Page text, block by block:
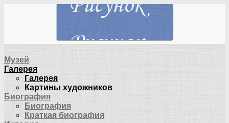
Музей
Галерея
Галерея
Картины художников
Биография
Биография
Краткая биография